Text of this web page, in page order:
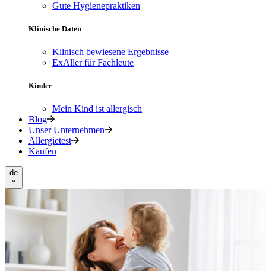
Gute Hygienepraktiken
Klinische Daten
Klinisch bewiesene Ergebnisse
ExAller für Fachleute
Kinder
Mein Kind ist allergisch
Blog
Unser Unternehmen
Allergietest
Kaufen
de